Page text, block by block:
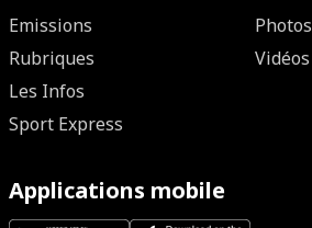
Emissions
Rubriques
Les Infos
Sport Express
Photos
Vidéos
Applications mobile